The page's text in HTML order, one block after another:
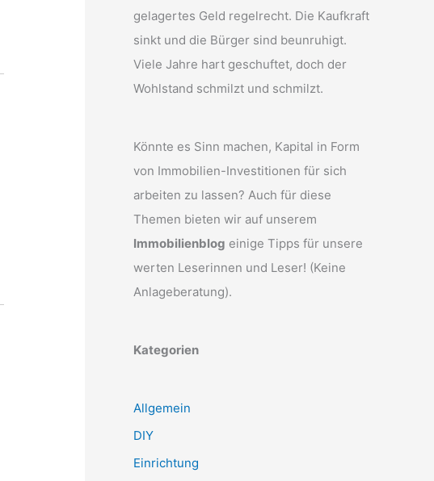
gelagertes Geld regelrecht. Die Kaufkraft
sinkt und die Bürger sind beunruhigt.
Viele Jahre hart geschuftet, doch der
Wohlstand schmilzt und schmilzt.
Könnte es Sinn machen, Kapital in Form
von Immobilien-Investitionen für sich
arbeiten zu lassen? Auch für diese
Themen bieten wir auf unserem
Immobilienblog einige Tipps für unsere
werten Leserinnen und Leser! (Keine
Anlageberatung).
Kategorien
Allgemein
DIY
Einrichtung